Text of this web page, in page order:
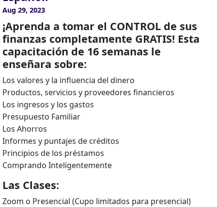
Aug 29, 2023
¡Aprenda a tomar el CONTROL de sus
finanzas completamente GRATIS! Esta
capacitación de 16 semanas le
enseñara sobre:
Los valores y la influencia del dinero
Productos, servicios y proveedores financieros
Los ingresos y los gastos
Presupuesto Familiar
Los Ahorros
Informes y puntajes de créditos
Principios de los préstamos
Comprando Inteligentemente
Las Clases:
Zoom o Presencial (Cupo limitados para presencial)